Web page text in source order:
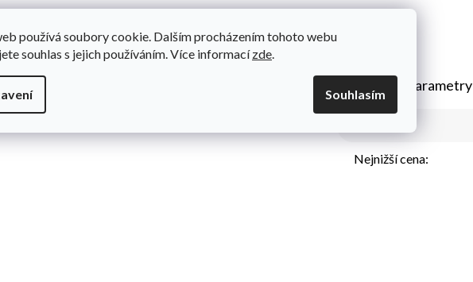
používá soubory cookie. Dalším procházením tohoto webu
souhlas s jejich používáním. Více informacízde
Souhlasím
ocas a rohy. Doplňkové parametry
Nejnižší cena: